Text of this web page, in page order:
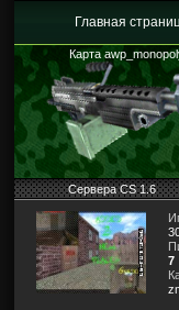
Главная
Карта
Сервера CS 1.6
7